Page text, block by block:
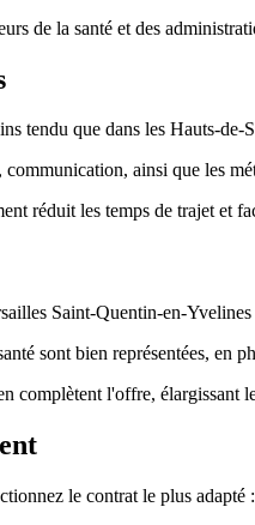
de la santé et des
tendu que dans les Hauts-
ainsi que les
réduit les temps de trajet et
Saint-Quentin-en-
sont bien représentées, en
complètent l'offre, élargissant
le contrat le plus